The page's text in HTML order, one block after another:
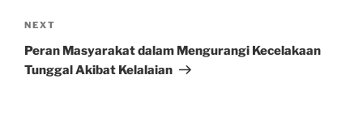
Next
Post
NEXT
Peran Masyarakat dalam Mengurangi Kecelakaan
Tunggal Akibat Kelalaian